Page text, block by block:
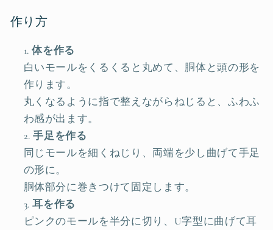
作り方
体を作る
白いモールをくるくると丸めて、胴体と頭の形を
作ります。
丸くなるように指で整えながらねじると、ふわふ
わ感が出ます。
手足を作る
同じモールを細くねじり、両端を少し曲げて手足
の形に。
胴体部分に巻きつけて固定します。
耳を作る
ピンクのモールを半分に切り、U字型に曲げて耳